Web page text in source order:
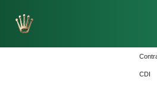
CDI